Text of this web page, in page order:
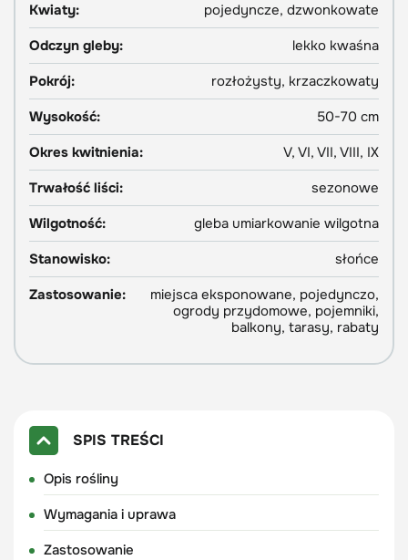
Kwiaty:
pojedyncze, dzwonkowate
Odczyn gleby:
lekko kwaśna
Pokrój:
rozłożysty, krzaczkowaty
Wysokość:
50-70 cm
Okres kwitnienia:
V, VI, VII, VIII, IX
Trwałość liści:
sezonowe
Wilgotność:
gleba umiarkowanie wilgotna
Stanowisko:
słońce
Zastosowanie:
miejsca eksponowane, pojedynczo,
ogrody przydomowe, pojemniki,
balkony, tarasy, rabaty
SPIS TREŚCI
Opis rośliny
Wymagania i uprawa
Zastosowanie